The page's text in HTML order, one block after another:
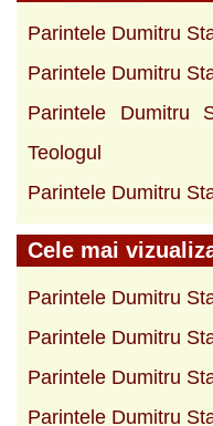
Parintele Dumitru
Parintele Dumitru
Parintele Dumitru
Teologul
Parintele Dumitru
Cele mai
Parintele Dumitru
Parintele Dumitru
Parintele Dumitru
Parintele Dumitru